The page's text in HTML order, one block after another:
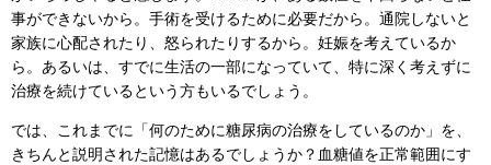
グリコアルブミン
特集・連載 一覧へ
事ができないから。手術を受けるために必要だから。通院しないと
家族に心配されたり、怒られたりするから。妊娠を考えているか
ら。あるいは、すでに生活の一部になっていて、特に深く考えずに
治療を続けているという方もいるでしょう。
では、これまでに「何のために糖尿病の治療をしているのか」を、
きちんと説明された記憶はあるでしょうか？血糖値を正常範囲にす